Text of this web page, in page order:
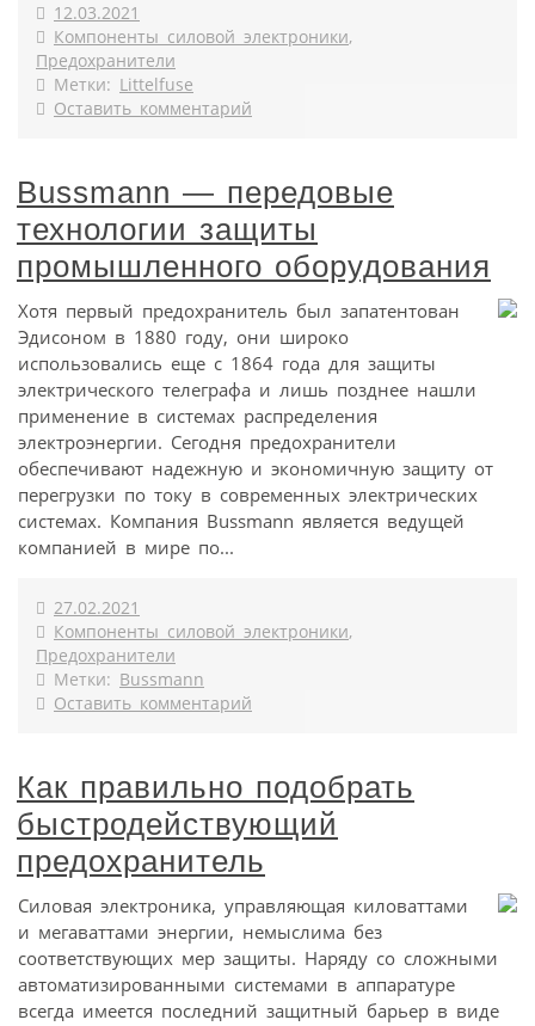
12.03.2021
Компоненты силовой электроники,
Предохранители
Метки: Littelfuse
Оставить комментарий
Bussmann — передовые
технологии защиты
промышленного оборудования
Хотя первый предохранитель был запатентован
Эдисоном в 1880 году, они широко
использовались еще с 1864 года для защиты
электрического телеграфа и лишь позднее нашли
применение в системах распределения
электроэнергии. Сегодня предохранители
обеспечивают надежную и экономичную защиту от
перегрузки по току в современных электрических
системах. Компания Bussmann является ведущей
компанией в мире по...
27.02.2021
Компоненты силовой электроники,
Предохранители
Метки: Bussmann
Оставить комментарий
Как правильно подобрать
быстродействующий
предохранитель
Силовая электроника, управляющая киловаттами
и мегаваттами энергии, немыслима без
соответствующих мер защиты. Наряду со сложными
автоматизированными системами в аппаратуре
всегда имеется последний защитный барьер в виде